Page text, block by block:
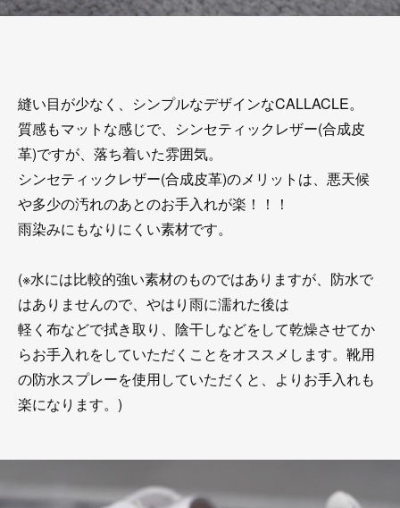
縫い目が少なく、シンプルなデザインなCALLACLE。
質感もマットな感じで、シンセティックレザー(合成皮
革)ですが、落ち着いた雰囲気。
シンセティックレザー(合成皮革)のメリットは、悪天候
や多少の汚れのあとのお手入れが楽！！！
雨染みにもなりにくい素材です。
(※水には比較的強い素材のものではありますが、防水で
はありませんので、やはり雨に濡れた後は
軽く布などで拭き取り、陰干しなどをして乾燥させてか
らお手入れをしていただくことをオススメします。靴用
の防水スプレーを使用していただくと、よりお手入れも
楽になります。)